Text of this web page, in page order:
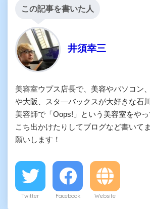
この記事を書いた人
井須幸三
美容室ウプス店長で、美容やパソコン
や大阪、スタ―バックスが大好きな石
美容師で「Oops!」という美容室をや
こち出かけたりしてブログなど書いて
願いします！
Twitter Facebook Website